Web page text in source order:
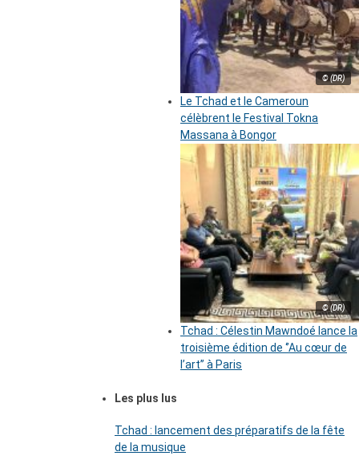
© (DR)
Le Tchad et le Cameroun
célèbrent le Festival Tokna
Massana à Bongor
© (DR)
Tchad : Célestin Mawndoé lance la
troisième édition de ‘’Au cœur de
l’art’’ à Paris
Les plus lus
Tchad : lancement des préparatifs de la fête
de la musique